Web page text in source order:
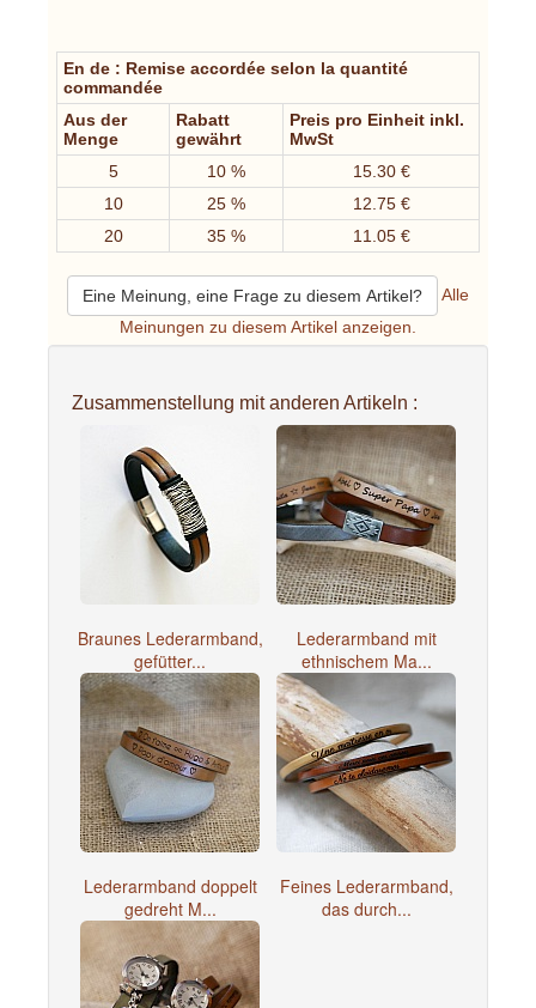
En de : Remise accordée selon la quantité
commandée
Aus der
Menge
Rabatt
gewährt
Preis pro Einheit inkl.
MwSt
5
10 %
15.30 €
10
25 %
12.75 €
20
35 % 11.05 €
Eine Meinung, eine Frage zu diesem Artikel?
Alle
Meinungen zu diesem Artikel anzeigen.
Zusammenstellung mit anderen Artikeln :
Braunes Lederarmband,
gefütter...
Lederarmband mit
ethnischem Ma...
Lederarmband doppelt
gedreht M...
Feines Lederarmband,
das durch...